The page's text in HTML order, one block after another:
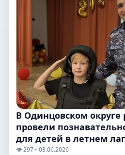
В Одинцовском округе
провели
для детей в летнем
👁️ 297 • 03.06.2026